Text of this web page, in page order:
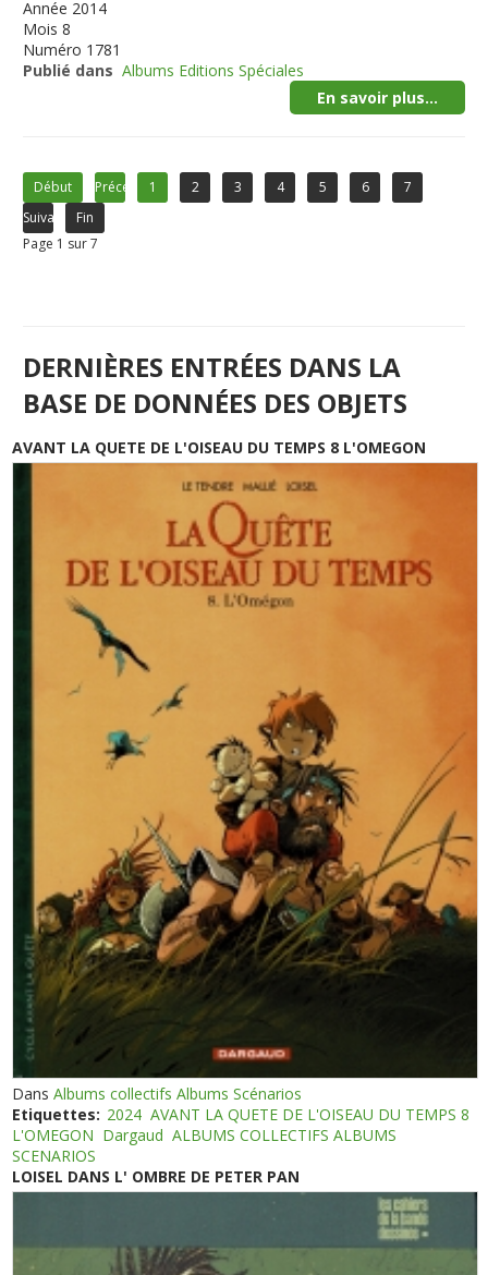
Année 2014
Mois 8
Numéro 1781
Publié dans Albums Editions Spéciales
En savoir plus...
Début Précédent1 2 3 4 5 6
7
Suivant
Fin
Page 1 sur 7
DERNIÈRES ENTRÉES DANS LA
BASE DE DONNÉES DES OBJETS
AVANT LA QUETE DE L'OISEAU DU TEMPS 8 L'OMEGON
DansAlbums collectifs Albums Scénarios
Etiquettes: 2024 AVANT LA QUETE DE L'OISEAU DU TEMPS 8
L'OMEGON Dargaud ALBUMS COLLECTIFS ALBUMS
SCENARIOS
LOISEL DANS L' OMBRE DE PETER PAN